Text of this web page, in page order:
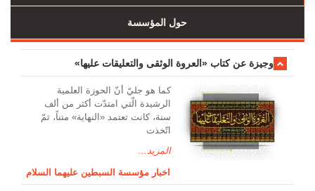
حول المؤسسة
وجیزة عن کتاب «العروة الوثقی والتعلیقات علیها»
کما هو جليّ أنّ الحوزة العلمیة
الرشیدة الّتي امتدّت أكثر من ألف
سنة، كانت تعتمد «النهاية» متناً، ثمّ
اتّخذت
المزيد...
اخبار مؤسسة السبطين عليهما السلام